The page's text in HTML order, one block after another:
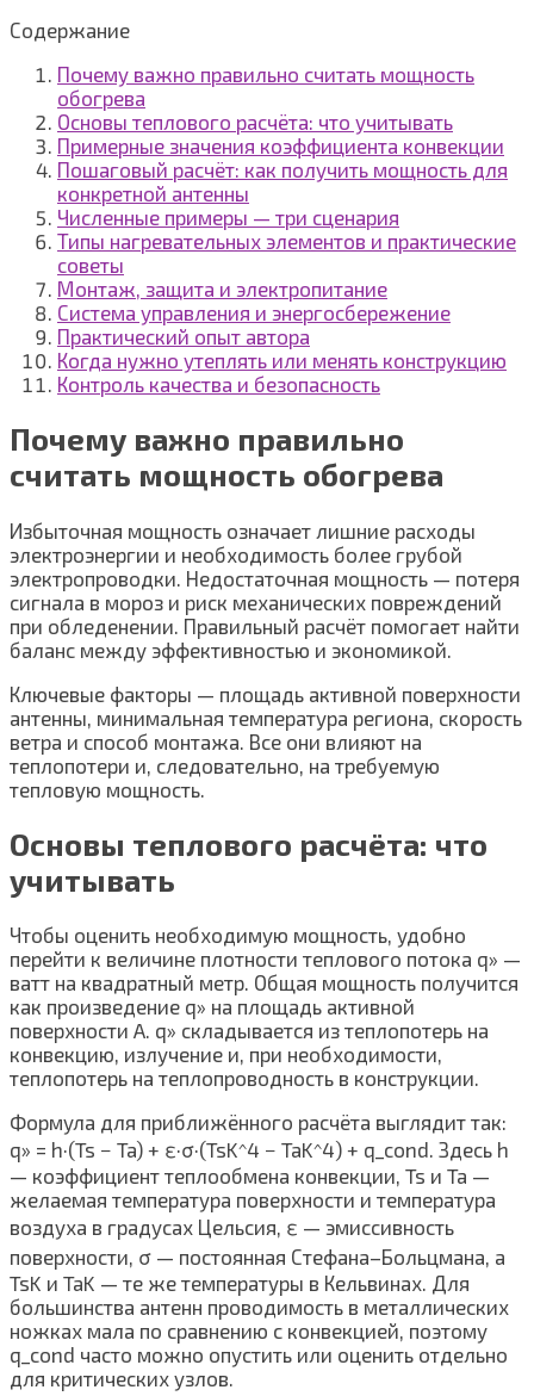
Содержание
Почему важно правильно считать мощность
обогрева
Основы теплового расчёта: что учитывать
Примерные значения коэффициента конвекции
Пошаговый расчёт: как получить мощность для
конкретной антенны
Численные примеры — три сценария
Типы нагревательных элементов и практические
советы
Монтаж, защита и электропитание
Система управления и энергосбережение
Практический опыт автора
Когда нужно утеплять или менять конструкцию
Контроль качества и безопасность
Почему важно правильно
считать мощность обогрева
Избыточная мощность означает лишние расходы
электроэнергии и необходимость более грубой
электропроводки. Недостаточная мощность — потеря
сигнала в мороз и риск механических повреждений
при обледенении. Правильный расчёт помогает найти
баланс между эффективностью и экономикой.
Ключевые факторы — площадь активной поверхности
антенны, минимальная температура региона, скорость
ветра и способ монтажа. Все они влияют на
теплопотери и, следовательно, на требуемую
тепловую мощность.
Основы теплового расчёта: что
учитывать
Чтобы оценить необходимую мощность, удобно
перейти к величине плотности теплового потока q» —
ватт на квадратный метр. Общая мощность получится
как произведение q» на площадь активной
поверхности A. q» складывается из теплопотерь на
конвекцию, излучение и, при необходимости,
теплопотерь на теплопроводность в конструкции.
Формула для приближённого расчёта выглядит так:
q» = h·(Ts − Ta) + ε·σ·(TsK^4 − TaK^4) + q_cond. Здесь h
— коэффициент теплообмена конвекции, Ts и Ta —
желаемая температура поверхности и температура
воздуха в градусах Цельсия, ε — эмиссивность
поверхности, σ — постоянная Стефана–Больцмана, а
TsK и TaK — те же температуры в Кельвинах. Для
большинства антенн проводимость в металлических
ножках мала по сравнению с конвекцией, поэтому
q_cond часто можно опустить или оценить отдельно
для критических узлов.